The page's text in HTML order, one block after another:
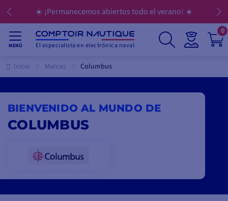
☀️ ¡Permanecemos abiertos todo el verano! ☀️
MENÚ El especialista en electrónica naval
0
Inicio Marcas Columbus
BIENVENIDO AL MUNDO DE
COLUMBUS